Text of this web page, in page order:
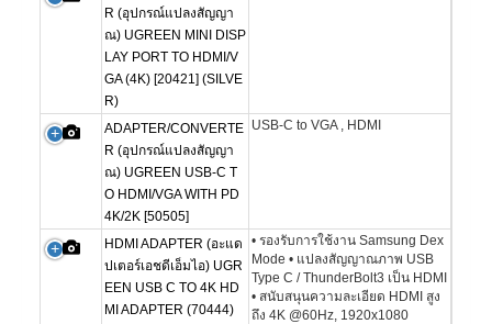
R (อุปกรณ์แปลงสัญญา
ณ) UGREEN MINI DISP
LAY PORT TO HDMI/V
GA (4K) [20421] (SILVE
R)
ADAPTER/CONVERTE
R (อุปกรณ์แปลงสัญญา
ณ) UGREEN USB-C T
O HDMI/VGA WITH PD
4K/2K [50505]
USB-C to VGA , HDMI
HDMI ADAPTER (อะแด
ปเตอร์เอชดีเอ็มไอ) UGR
EEN USB C TO 4K HD
MI ADAPTER (70444)
• รองรับการใช้งาน Samsung Dex
Mode • แปลงสัญญาณภาพ USB
Type C / ThunderBolt3 เป็น HDMI
• สนับสนุนความละเอียด HDMI สูง
ถึง 4K @60Hz, 1920x1080